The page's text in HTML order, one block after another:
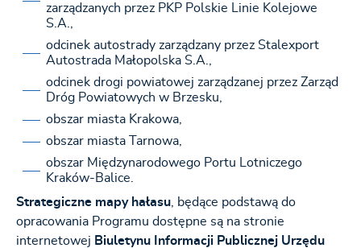
zarządzanych przez PKP Polskie Linie Kolejowe
S.A.,
odcinek autostrady zarządzany przez Stalexport
Autostrada Małopolska S.A.,
odcinek drogi powiatowej zarządzanej przez Zarząd
Dróg Powiatowych w Brzesku,
obszar miasta Krakowa,
obszar miasta Tarnowa,
obszar Międzynarodowego Portu Lotniczego
Kraków-Balice.
Strategiczne mapy hałasu , będące podstawą do
opracowania Programu dostępne są na stronie
internetowej Biuletynu Informacji Publicznej Urzędu